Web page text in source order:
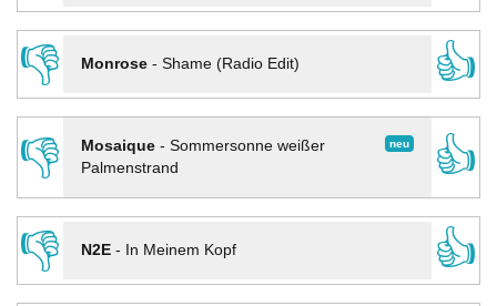
👎
Monrose- Shame (Radio Edit)
👍
👎
neu
Mosaique- Sommersonne weißer
Palmenstrand
👍
👎
N2E- In Meinem Kopf
👍